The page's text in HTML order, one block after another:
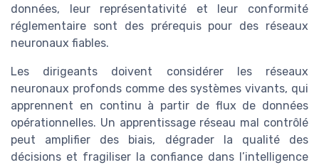
données, leur représentativité et leur conformité
réglementaire sont des prérequis pour des réseaux
neuronaux fiables.
Les dirigeants doivent considérer les réseaux
neuronaux profonds comme des systèmes vivants, qui
apprennent en continu à partir de flux de données
opérationnelles. Un apprentissage réseau mal contrôlé
peut amplifier des biais, dégrader la qualité des
décisions et fragiliser la confiance dans l’intelligence